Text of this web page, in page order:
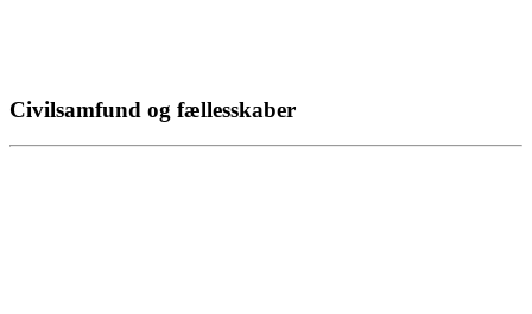
Civilsamfund og fællesskaber